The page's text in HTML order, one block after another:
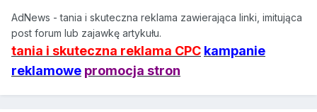
AdNews - tania i skuteczna reklama zawierająca linki, imitująca
post forum lub zajawkę artykułu.
tania i skuteczna reklama CPC kampanie
reklamowe promocja stron